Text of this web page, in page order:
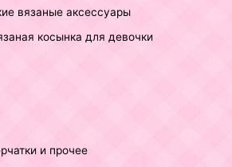
вязаные аксессуары
косынка для девочки
и прочее